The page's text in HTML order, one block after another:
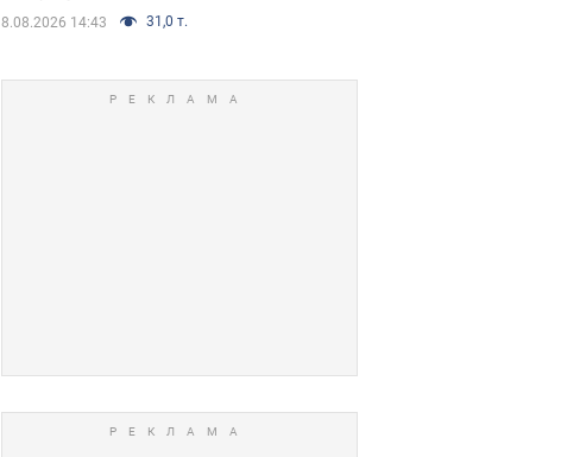
8.08.2026 14:43 31,0 т.